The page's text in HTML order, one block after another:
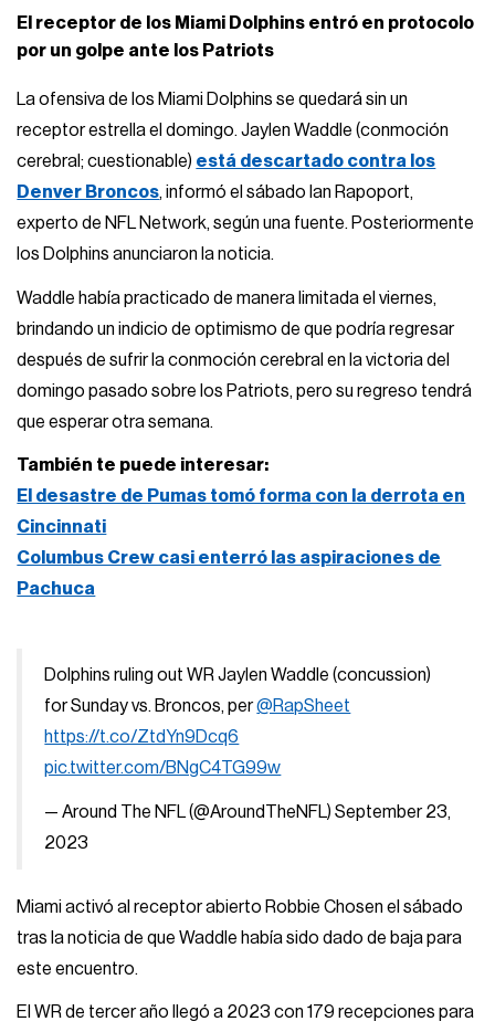
El receptor de los Miami Dolphins entró en protocolo
por un golpe ante los Patriots
La ofensiva de los Miami Dolphins se quedará sin un
receptor estrella el domingo. Jaylen Waddle (conmoción
cerebral; cuestionable) está descartado contra los
Denver Broncos, informó el sábado Ian Rapoport,
experto de NFL Network, según una fuente. Posteriormente
los Dolphins anunciaron la noticia.
Waddle había practicado de manera limitada el viernes,
brindando un indicio de optimismo de que podría regresar
después de sufrir la conmoción cerebral en la victoria del
domingo pasado sobre los Patriots, pero su regreso tendrá
que esperar otra semana.
También te puede interesar:
El desastre de Pumas tomó forma con la derrota en
Cincinnati
Columbus Crew casi enterró las aspiraciones de
Pachuca
Dolphins ruling out WR Jaylen Waddle (concussion)
for Sunday vs. Broncos, per@RapSheet
https://t.co/ZtdYn9Dcq6
pic.twitter.com/BNgC4TG99w
— Around The NFL (@AroundTheNFL)September 23,
2023
Miami activó al receptor abierto Robbie Chosen el sábado
tras la noticia de que Waddle había sido dado de baja para
este encuentro.
El WR de tercer año llegó a 2023 con 179 recepciones para